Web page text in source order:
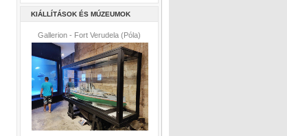
KIÁLLÍTÁSOK ÉS MÚZEUMOK
Gallerion - Fort Verudela (Póla)